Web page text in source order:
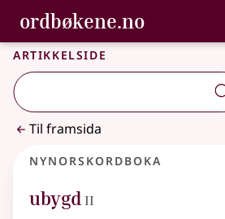
Gå til hovudinnhald
Tilgjenge
ordbøkene.no,
Bokmålsordboka og Nynorskordboka
Artikkelside
Til framsida
Nynorskordboka
ubygd 2
II